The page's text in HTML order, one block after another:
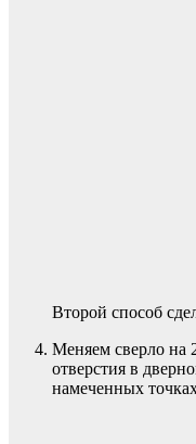
Второй способ
Меняем сверло на
отверстия в
намеченных